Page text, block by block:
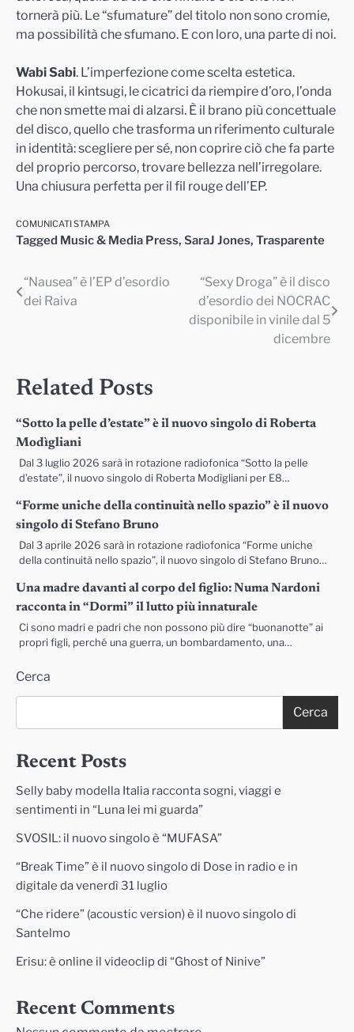
tornerà più. Le “sfumature” del titolo non sono cromie,
ma possibilità che sfumano. E con loro, una parte di noi.
Wabi Sabi. L’imperfezione come scelta estetica.
Hokusai, il kintsugi, le cicatrici da riempire d’oro, l’onda
che non smette mai di alzarsi. È il brano più concettuale
del disco, quello che trasforma un riferimento culturale
in identità: scegliere per sé, non coprire ciò che fa parte
del proprio percorso, trovare bellezza nell’irregolare.
Una chiusura perfetta per il fil rouge dell’EP.
COMUNICATI STAMPA
Tagged Music & Media Press, SaraJ Jones, Trasparente
Navigazione
“Nausea” è l’EP d’esordio
dei Raiva
“Sexy Droga” è il disco
d’esordio dei NOCRAC
disponibile in vinile dal 5
dicembre
Related Posts
“Sotto la pelle d’estate” è il nuovo singolo di Roberta
Modìgliani
Dal 3 luglio 2026 sarà in rotazione radiofonica “Sotto la pelle
d’estate”, il nuovo singolo di Roberta Modìgliani per E8…
“Forme uniche della continuità nello spazio” è il nuovo
singolo di Stefano Bruno
Dal 3 aprile 2026 sarà in rotazione radiofonica “Forme uniche
della continuità nello spazio”, il nuovo singolo di Stefano Bruno…
Una madre davanti al corpo del figlio: Numa Nardoni
racconta in “Dormi” il lutto più innaturale
Ci sono madri e padri che non possono più dire “buonanotte” ai
propri figli, perché una guerra, un bombardamento, una…
Cerca
Cerca
Recent Posts
Selly baby modella Italia racconta sogni, viaggi e
sentimenti in “Luna lei mi guarda”
SVOSIL: il nuovo singolo è “MUFASA”
“Break Time” è il nuovo singolo di Dose in radio e in
digitale da venerdì 31 luglio
“Che ridere” (acoustic version) è il nuovo singolo di
Santelmo
Erisu: è online il videoclip di “Ghost of Ninive”
Recent Comments